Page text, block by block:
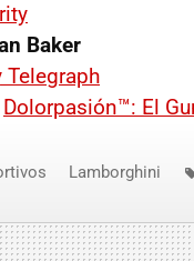
Baker
Telegraph
Dolorpasión™: El
Lamborghini